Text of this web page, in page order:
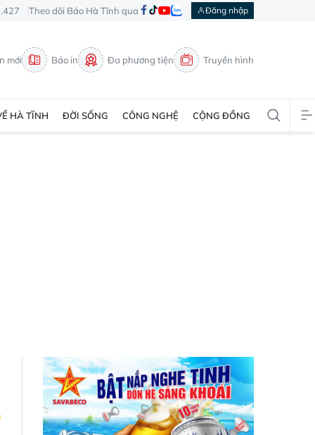
Theo dõi Báo Hà Tĩnh qua Đăng nhập
mới Báo in Đa phương tiện Truyền hình
HÀ TĨNH ĐỜI SỐNG CÔNG NGHỆ CỘNG ĐỒNG